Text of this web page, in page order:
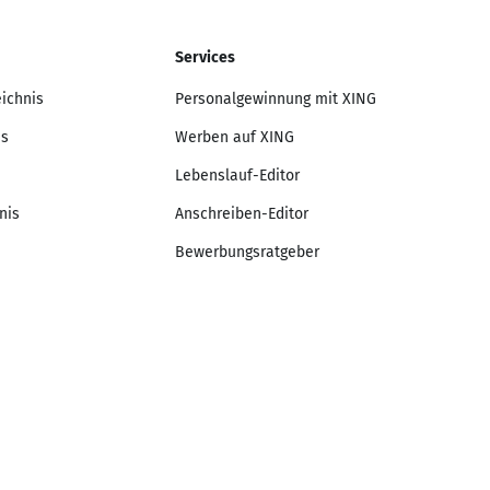
Services
Personalgewinnung mit XING
Werben auf XING
Lebenslauf-Editor
Anschreiben-Editor
Bewerbungsratgeber